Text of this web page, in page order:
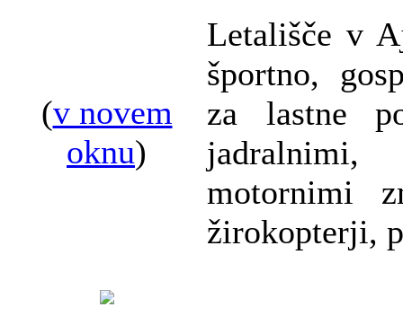
(v novem
oknu)
Letališče v
športno,
za lastne
motornimi
žirokopterji,